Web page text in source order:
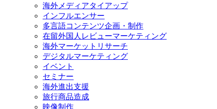
海外メディアタイアップ
インフルエンサー
多言語コンテンツ企画・制作
在留外国⼈レビューマーケティング
海外マーケットリサーチ
デジタルマーケティング
イベント
セミナー
海外進出支援
旅行商品造成
映像制作